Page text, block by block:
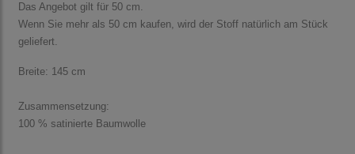
Das Angebot gilt für 50 cm.
Wenn Sie mehr als 50 cm kaufen, wird der Stoff natürlich am Stück
geliefert.
Breite: 145 cm
Zusammensetzung:
100 % satinierte Baumwolle